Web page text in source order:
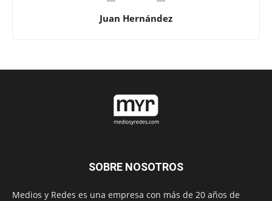
Juan Hernández
SOBRE NOSOTROS
Medios y Redes es una empresa con más de 20 años de